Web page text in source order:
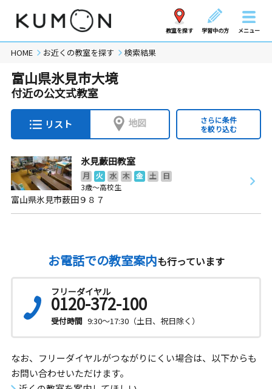
教室を探す 学習中の方 メニュー
HOME お近くの教室を探す 検索結果
富山県氷見市大境
付近の公文式教室
リスト 地図
さらに条件
を絞り込む
氷見藪田教室
月 火 水 木 金 土
日
3歳～高校生
富山県氷見市薮田９８７
お電話での教室案内も行っています
フリーダイヤル
0120-372-100
受付時間 9:30～17:30（土日、祝日除く）
なお、フリーダイヤルがつながりにくい場合は、以下からも
お問い合わせいただけます。